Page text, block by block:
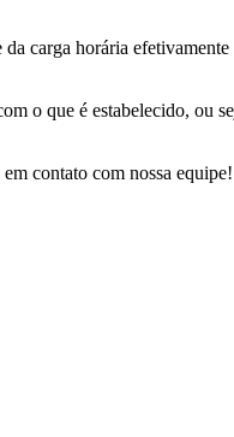
carga horária
o que é estabelecido, ou
contato com nossa equipe!